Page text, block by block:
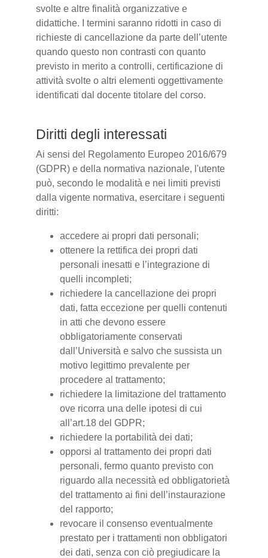
svolte e altre finalità organizzative e
didattiche. I termini saranno ridotti in caso di
richieste di cancellazione da parte dell’utente
quando questo non contrasti con quanto
previsto in merito a controlli, certificazione di
attività svolte o altri elementi oggettivamente
identificati dal docente titolare del corso.
Diritti degli interessati
Ai sensi del Regolamento Europeo 2016/679
(GDPR) e della normativa nazionale, l'utente
può, secondo le modalità e nei limiti previsti
dalla vigente normativa, esercitare i seguenti
diritti:
accedere ai propri dati personali;
ottenere la rettifica dei propri dati
personali inesatti e l’integrazione di
quelli incompleti;
richiedere la cancellazione dei propri
dati, fatta eccezione per quelli contenuti
in atti che devono essere
obbligatoriamente conservati
dall’Università e salvo che sussista un
motivo legittimo prevalente per
procedere al trattamento;
richiedere la limitazione del trattamento
ove ricorra una delle ipotesi di cui
all’art.18 del GDPR;
richiedere la portabilità dei dati;
opporsi al trattamento dei propri dati
personali, fermo quanto previsto con
riguardo alla necessità ed obbligatorietà
del trattamento ai fini dell’instaurazione
del rapporto;
revocare il consenso eventualmente
prestato per i trattamenti non obbligatori
dei dati, senza con ciò pregiudicare la